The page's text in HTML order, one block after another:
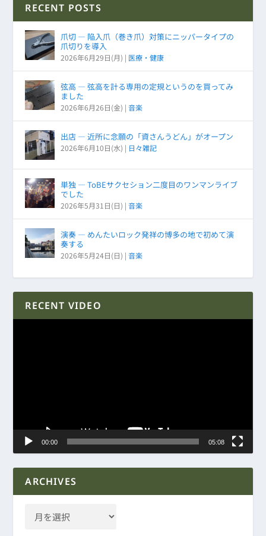
RECENT POSTS
爪切 ― 陥入爪（巻き爪）対策にニッパータイプの
爪切りを導入
2026年6月29日(月) | 医療・健康
弦高 ― 弦高を計る専用の定規というのを買ってみ
ました
2026年6月26日(金) |音楽
出店 ― 近所に念願の「資さんうどん」がオープン
2026年6月10日(水) | 日々雑記
単独 ― ToBEサクセション二度目のワンマンライブ
でした
2026年5月31日(日) |音楽
演奏 ― めんたいロック発祥の博多の地で初めて演
奏する
2026年5月24日(日) |音楽
RECENT VIDEO
00:00 05:08
ARCHIVES